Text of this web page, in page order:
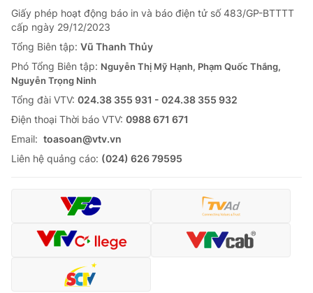
Giấy phép hoạt động báo in và báo điện tử số 483/GP-BTTTT
cấp ngày 29/12/2023
Tổng Biên tập: Vũ Thanh Thủy
Phó Tổng Biên tập: Nguyễn Thị Mỹ Hạnh, Phạm Quốc Thắng,
Nguyễn Trọng Ninh
Tổng đài VTV: 024.38 355 931 - 024.38 355 932
Ðiện thoại Thời báo VTV: 0988 671 671
Email: toasoan@vtv.vn
Liên hệ quảng cáo: (024) 626 79595